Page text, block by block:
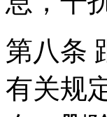
第八条
有关规